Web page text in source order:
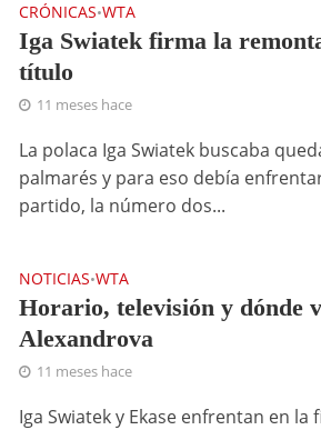
CRÓNICAS•WTA
Iga Swiatek firma la
título
11 meses hace
La polaca Iga Swiatek buscaba
palmarés y para eso debía
partido, la número dos...
NOTICIAS•WTA
Horario, televisión y dónde
Alexandrova
11 meses hace
Iga Swiatek y Ekase enfrentan en la